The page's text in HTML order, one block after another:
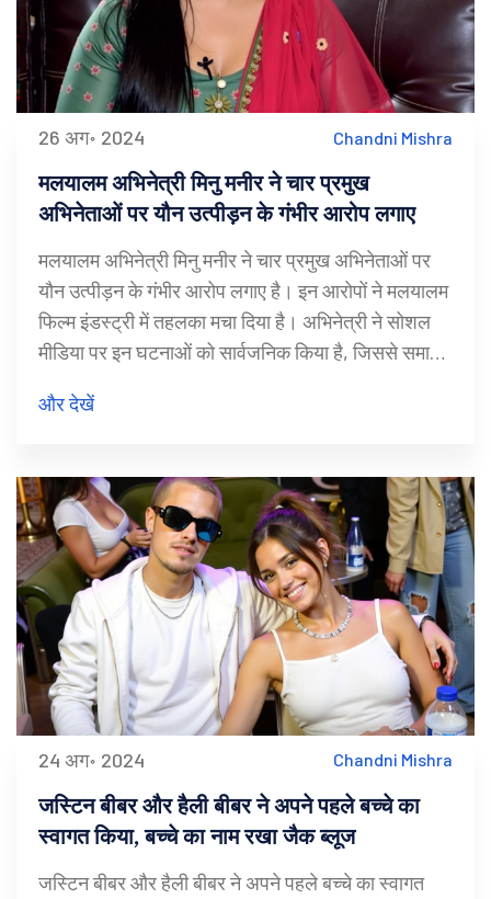
26 अग॰ 2024 Chandni Mishra
मलयालम अभिनेत्री मिनु मनीर ने चार प्रमुख
अभिनेताओं पर यौन उत्पीड़न के गंभीर आरोप लगाए
मलयालम अभिनेत्री मिनु मनीर ने चार प्रमुख अभिनेताओं पर
यौन उत्पीड़न के गंभीर आरोप लगाए है। इन आरोपों ने मलयालम
फिल्म इंडस्ट्री में तहलका मचा दिया है। अभिनेत्री ने सोशल
मीडिया पर इन घटनाओं को सार्वजनिक किया है, जिससे समाज
और देखें
24 अग॰ 2024 Chandni Mishra
जस्टिन बीबर और हैली बीबर ने अपने पहले बच्चे का
स्वागत किया, बच्चे का नाम रखा जैक ब्लूज
जस्टिन बीबर और हैली बीबर ने अपने पहले बच्चे का स्वागत